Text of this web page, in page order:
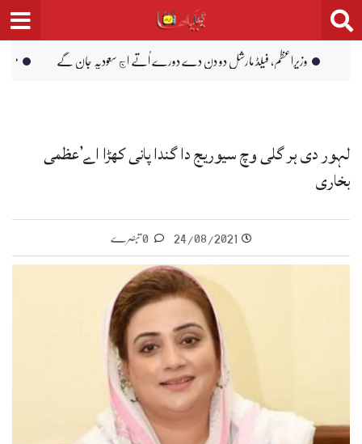
دورے اُتے اڄ سعودیہ جان گے میٹرک دے امتحان وچ پوزیشن لین والیاں دا
لہور دی ہر گلی وچ سیوریج دا گندا پانی کھڑا اے’عظمی
بخاری
24/08/2021